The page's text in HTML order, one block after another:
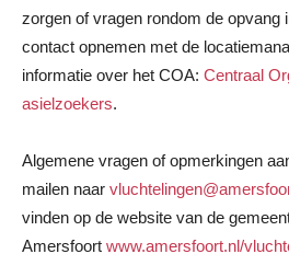
zorgen of vragen rondom de opvang
contact opnemen met de
informatie over het COA: Centraal
asielzoekers.
Algemene vragen of opmerkingen
mailen naar
vinden op de website van de
Amersfoort www.amersfoort.nl/